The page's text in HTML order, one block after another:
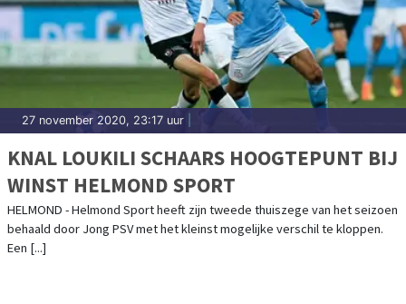
27 november 2020, 23:17 uur
KNAL LOUKILI SCHAARS HOOGTEPUNT BIJ
WINST HELMOND SPORT
HELMOND - Helmond Sport heeft zijn tweede thuiszege van het seizoen
behaald door Jong PSV met het kleinst mogelijke verschil te kloppen.
Een [...]